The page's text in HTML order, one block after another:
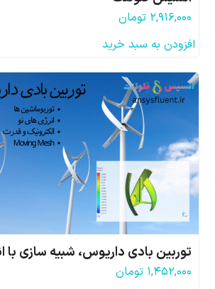
۲,۹۱۶,۰۰۰ تومان
افزودن به سبد خرید
توربین بادی داریوس، شبیه سازی
۱,۴۵۲,۰۰۰ تومان